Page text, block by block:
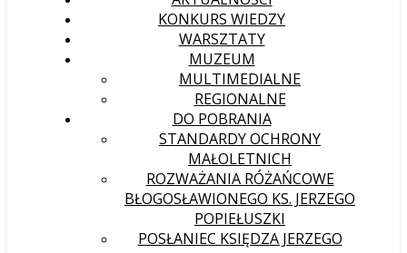
KONKURS WIEDZY
WARSZTATY
MUZEUM
MULTIMEDIALNE
REGIONALNE
DO POBRANIA
STANDARDY OCHRONY
MAŁOLETNICH
ROZWAŻANIA RÓŻAŃCOWE
BŁOGOSŁAWIONEGO KS. JERZEGO
POPIEŁUSZKI
POSŁANIEC KSIĘDZA JERZEGO